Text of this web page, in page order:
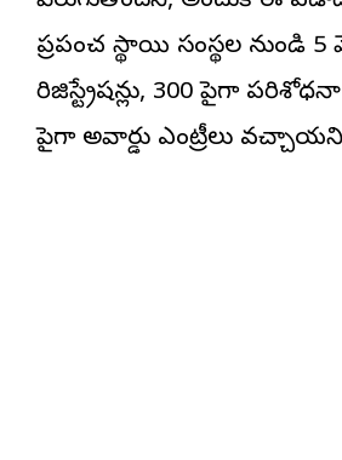
ప్రపంచ స్థాయి సంస్థల నుండి 5
రిజిస్ట్రేషన్లు, 300 పైగా
పైగా అవార్డు ఎంట్రీలు